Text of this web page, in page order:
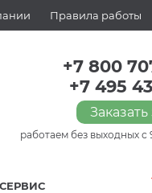
Правила работы
+7 800
+7 495
работаем без выходных с
СЕРВИС